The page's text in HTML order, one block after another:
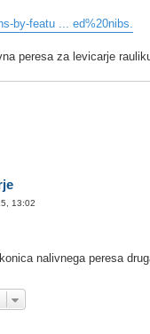
by-featu ... ed%20nibs.
peresa za levicarje
13:02
nalivnega peresa